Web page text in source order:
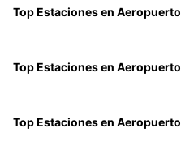
Top Estaciones en Aeropuerto
Top Estaciones en Aeropuerto
Top Estaciones en Aeropuerto